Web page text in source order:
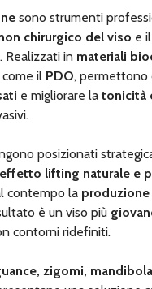
sono strumenti
chirurgico del viso e il
. Realizzati in materiali
come il PDO, permettono
e migliorare la tonicità
posizionati
effetto lifting naturale e
contempo la
è un viso più
contorni ridefiniti.
zigomi,